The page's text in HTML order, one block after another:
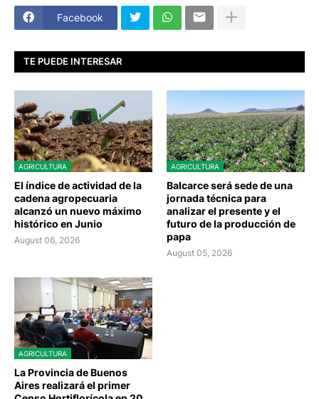
Facebook
TE PUEDE INTERESAR
AGRICULTURA
El índice de actividad de la
cadena agropecuaria
alcanzó un nuevo máximo
histórico en Junio
August 06, 2026
AGRICULTURA
Balcarce será sede de una
jornada técnica para
analizar el presente y el
futuro de la producción de
papa
August 05, 2026
AGRICULTURA
La Provincia de Buenos
Aires realizará el primer